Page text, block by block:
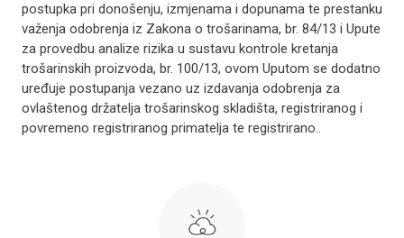
postupka pri donošenju, izmjenama i dopunama te prestanku
važenja odobrenja iz Zakona o trošarinama, br. 84/13 i Upute
za provedbu analize rizika u sustavu kontrole kretanja
trošarinskih proizvoda, br. 100/13, ovom Uputom se dodatno
uređuje postupanja vezano uz izdavanja odobrenja za
ovlaštenog držatelja trošarinskog skladišta, registriranog i
povremeno registriranog primatelja te registrirano..